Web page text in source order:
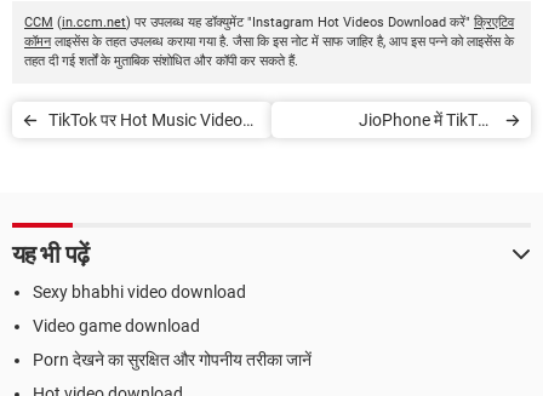
CCM (in.ccm.net) पर उपलब्ध यह डॉक्युमेंट "Instagram Hot Videos Download करें" क्रिएटिव
कॉमनलाइसेंस के तहत उपलब्ध कराया गया है. जैसा कि इस नोट में साफ जाहिर है, आप इस पन्ने को लाइसेंस के
तहत दी गई शर्तों के मुताबिक संशोधित और कॉपी कर सकते हैं.
TikTok पर Hot Music Video
JioPhone में TikTok
यह भी पढ़ें
Sexy bhabhi video download
Video game download
Porn देखने का सुरक्षित और गोपनीय तरीका जानें